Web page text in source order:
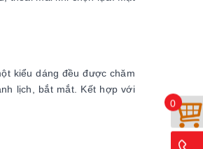
kiểu dáng đều được chăm
lịch, bắt mắt. Kết hợp với
0